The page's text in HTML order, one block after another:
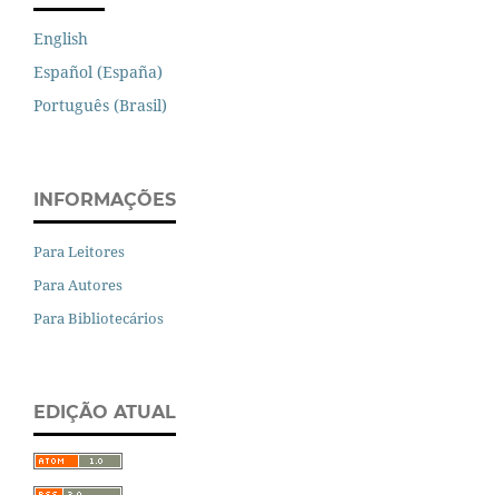
English
Español (España)
Português (Brasil)
INFORMAÇÕES
Para Leitores
Para Autores
Para Bibliotecários
EDIÇÃO ATUAL